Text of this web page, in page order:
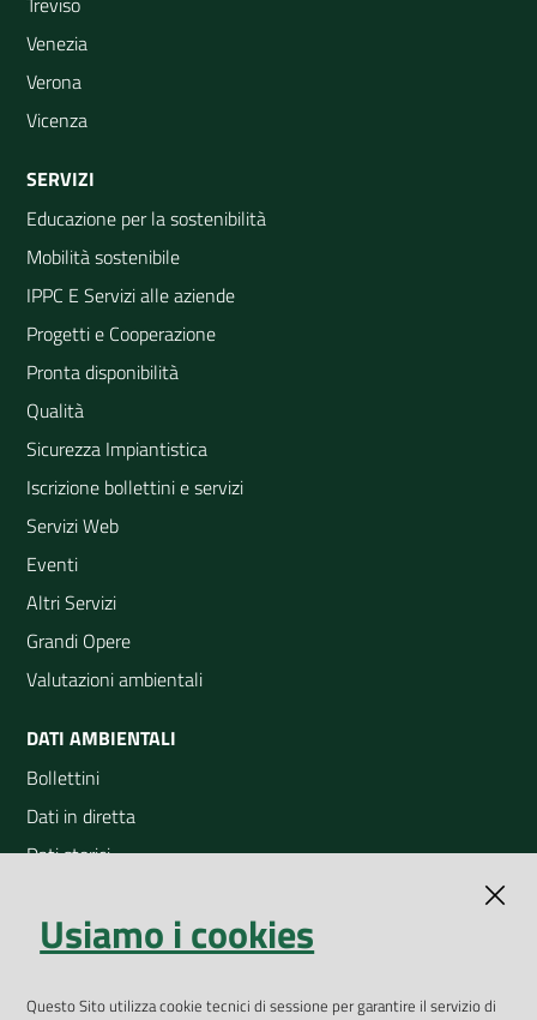
Venezia
Verona
Vicenza
SERVIZI
Educazione per la sostenibilità
Mobilità sostenibile
IPPC E Servizi alle aziende
Progetti e Cooperazione
Pronta disponibilità
Qualità
Sicurezza Impiantistica
Iscrizione bollettini e servizi
Servizi Web
Eventi
Altri Servizi
Grandi Opere
Valutazioni ambientali
DATI AMBIENTALI
Bollettini
Dati in diretta
Dati storici
Open Data
App Arpav
Usiamo i cookies
Questo Sito utilizza cookie tecnici di sessione per garantire il servizio di